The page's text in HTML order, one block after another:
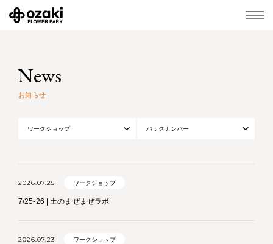
News
お知らせ
2026.07.25 ワークショップ
7/25-26 | 土のまぜまぜラボ
2026.07.23 ワークショップ